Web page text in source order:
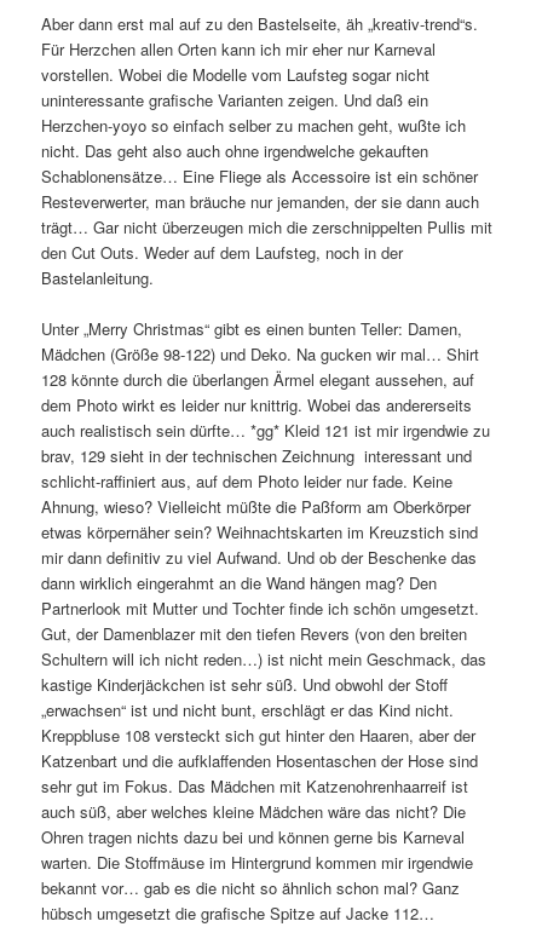
Aber dann erst mal auf zu den Bastelseite, äh „kreativ-trend“s.
Für Herzchen allen Orten kann ich mir eher nur Karneval
vorstellen. Wobei die Modelle vom Laufsteg sogar nicht
uninteressante grafische Varianten zeigen. Und daß ein
Herzchen-yoyo so einfach selber zu machen geht, wußte ich
nicht. Das geht also auch ohne irgendwelche gekauften
Schablonensätze… Eine Fliege als Accessoire ist ein schöner
Resteverwerter, man bräuche nur jemanden, der sie dann auch
trägt… Gar nicht überzeugen mich die zerschnippelten Pullis mit
den Cut Outs. Weder auf dem Laufsteg, noch in der
Bastelanleitung.
Unter „Merry Christmas“ gibt es einen bunten Teller: Damen,
Mädchen (Größe 98-122) und Deko. Na gucken wir mal… Shirt
128 könnte durch die überlangen Ärmel elegant aussehen, auf
dem Photo wirkt es leider nur knittrig. Wobei das andererseits
auch realistisch sein dürfte… *gg* Kleid 121 ist mir irgendwie zu
brav, 129 sieht in der technischen Zeichnung interessant und
schlicht-raffiniert aus, auf dem Photo leider nur fade. Keine
Ahnung, wieso? Vielleicht müßte die Paßform am Oberkörper
etwas körpernäher sein? Weihnachtskarten im Kreuzstich sind
mir dann definitiv zu viel Aufwand. Und ob der Beschenke das
dann wirklich eingerahmt an die Wand hängen mag? Den
Partnerlook mit Mutter und Tochter finde ich schön umgesetzt.
Gut, der Damenblazer mit den tiefen Revers (von den breiten
Schultern will ich nicht reden…) ist nicht mein Geschmack, das
kastige Kinderjäckchen ist sehr süß. Und obwohl der Stoff
„erwachsen“ ist und nicht bunt, erschlägt er das Kind nicht.
Kreppbluse 108 versteckt sich gut hinter den Haaren, aber der
Katzenbart und die aufklaffenden Hosentaschen der Hose sind
sehr gut im Fokus. Das Mädchen mit Katzenohrenhaarreif ist
auch süß, aber welches kleine Mädchen wäre das nicht? Die
Ohren tragen nichts dazu bei und können gerne bis Karneval
warten. Die Stoffmäuse im Hintergrund kommen mir irgendwie
bekannt vor… gab es die nicht so ähnlich schon mal? Ganz
hübsch umgesetzt die grafische Spitze auf Jacke 112…